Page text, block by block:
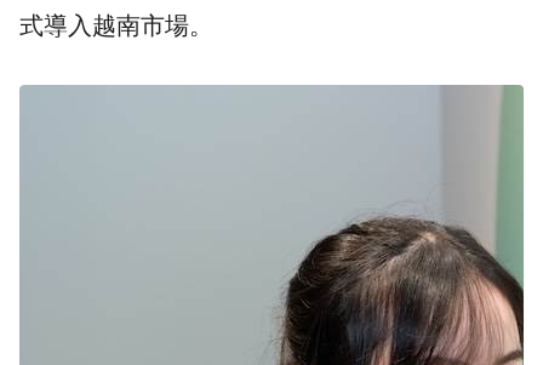
式導入越南市場。